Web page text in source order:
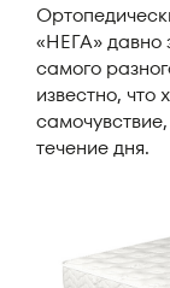
«НЕГА» давно
самого
известно, что
течение дня.